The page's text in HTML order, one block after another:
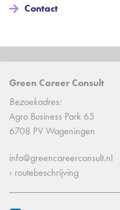
Contact
Green Career Consult
Bezoekadres:
Agro Business Park 65
6708 PV Wageningen
info@greencareerconsult.nl
› routebeschrijving